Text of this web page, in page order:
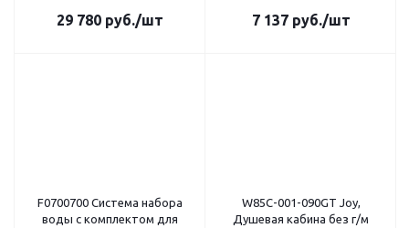
29 780 руб./шт 7 137руб./шт
F0700700 Система набора
воды с комплектом для
W85C-001-090GT Joy,
Душевая кабина без г/м